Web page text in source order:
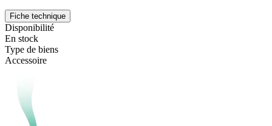
Fiche technique
Disponibilité
En stock
Type de biens
Accessoire